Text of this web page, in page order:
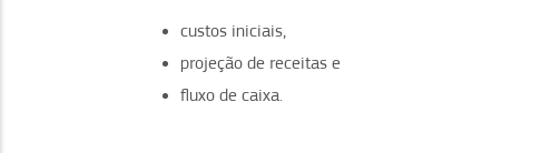
custos iniciais,
projeção de receitas e
fluxo de caixa.